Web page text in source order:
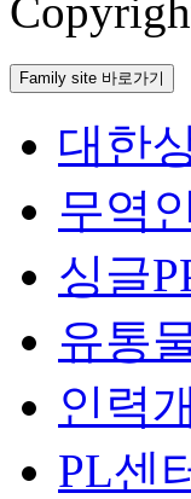
Family site 바로가기
대한
무역
싱글
유통
인력
PL센